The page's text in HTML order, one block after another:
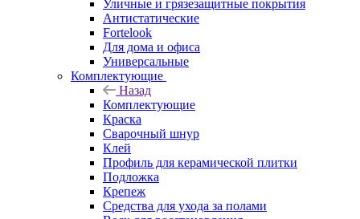
Уличные и грязезащитные покрытия
Антистатические
Fortelook
Для дома и офиса
Универсальные
Комплектующие
Назад
Комплектующие
Краска
Сварочный шнур
Клей
Профиль для керамической плитки
Подложка
Крепеж
Средства для ухода за полами